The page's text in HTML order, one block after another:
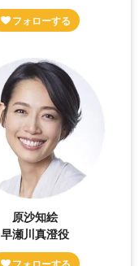
原沙知絵
早瀬川真澄役